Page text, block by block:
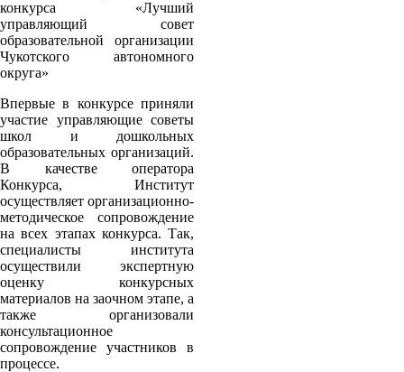
конкурса «Лучший
управляющий совет
образовательной организации
Чукотского автономного
округа»
Впервые в конкурсе приняли
участие управляющие советы
школ и дошкольных
образовательных организаций.
В качестве оператора
Конкурса, Институт
осуществляет организационно-
методическое сопровождение
на всех этапах конкурса. Так,
специалисты института
осуществили экспертную
оценку конкурсных
материалов на заочном этапе, а
также организовали
консультационное
сопровождение участников в
процессе.